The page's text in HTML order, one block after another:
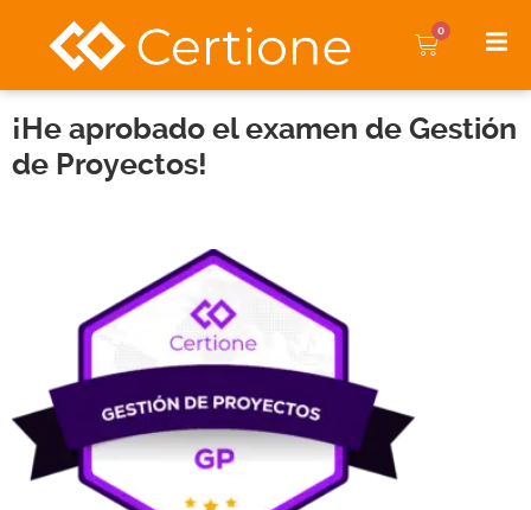
0
¡He aprobado el examen de Gestión
de Proyectos!